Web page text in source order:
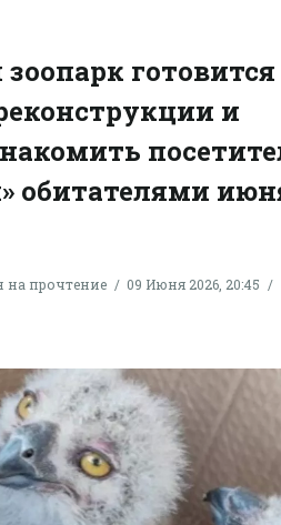
и
обитателями
на прочтение 09 Июня 2026, 20:45